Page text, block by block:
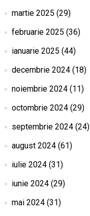
martie 2025 (29)
februarie 2025 (36)
ianuarie 2025 (44)
decembrie 2024(18)
noiembrie 2024(11)
octombrie 2024(29)
septembrie 2024(24)
august 2024(61)
iulie 2024(31)
iunie 2024(29)
mai 2024(31)